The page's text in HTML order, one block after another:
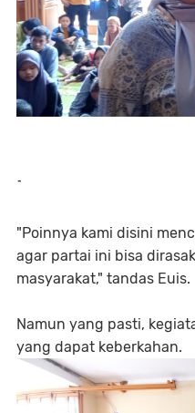
-
"Poinnya kami disini
agar partai ini bisa
masyarakat," tandas Euis.
Namun yang pasti,
yang dapat keberkahan.